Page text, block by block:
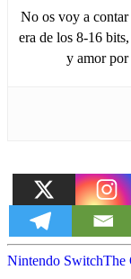
No os voy a
era de los 8-16
y amor por
Nintendo SwitchThe